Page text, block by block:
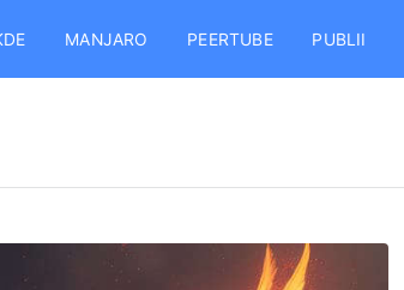
MANJARO PEERTUBE PUBLII